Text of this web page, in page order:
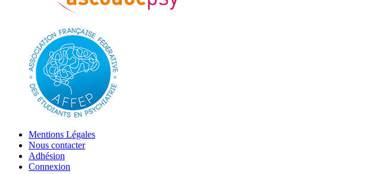
Mentions Légales
Nous contacter
Adhésion
Connexion